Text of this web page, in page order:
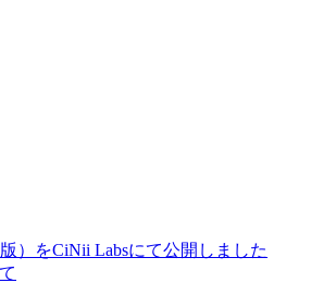
）をCiNii Labsにて公開しました